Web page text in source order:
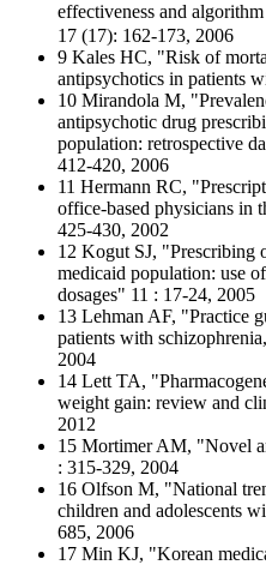
effectiveness and
17 (17): 162-173, 2006
9 Kales HC, "Risk of
antipsychotics in patients
10 Mirandola M,
antipsychotic drug
population: retrospective
412-420, 2006
11 Hermann RC,
office-based physicians in
425-430, 2002
12 Kogut SJ, "Prescribing
medicaid population: use
dosages" 11 : 17-24, 2005
13 Lehman AF, "Practice
patients with
2004
14 Lett TA,
weight gain: review and
2012
15 Mortimer AM, "Novel
: 315-329, 2004
16 Olfson M, "National
children and adolescents
685, 2006
17 Min KJ, "Korean